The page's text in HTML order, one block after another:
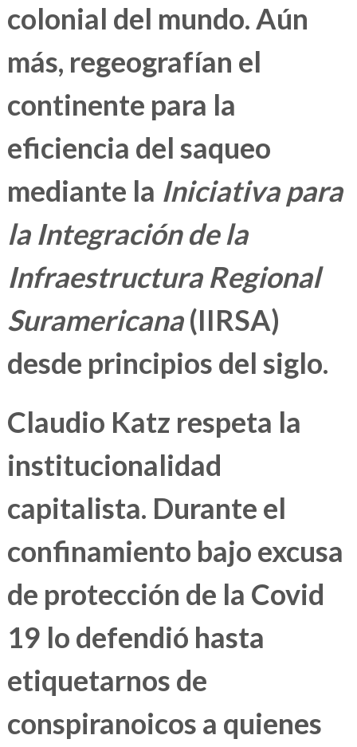
colonial del mundo. Aún
más, regeografían el
continente para la
eficiencia del saqueo
mediante la Iniciativa para
la Integración de la
Infraestructura Regional
Suramericana(IIRSA)
desde principios del siglo.
Claudio Katz respeta la
institucionalidad
capitalista. Durante el
confinamiento bajo excusa
de protección de la Covid
19 lo defendió hasta
etiquetarnos de
conspiranoicos a quienes